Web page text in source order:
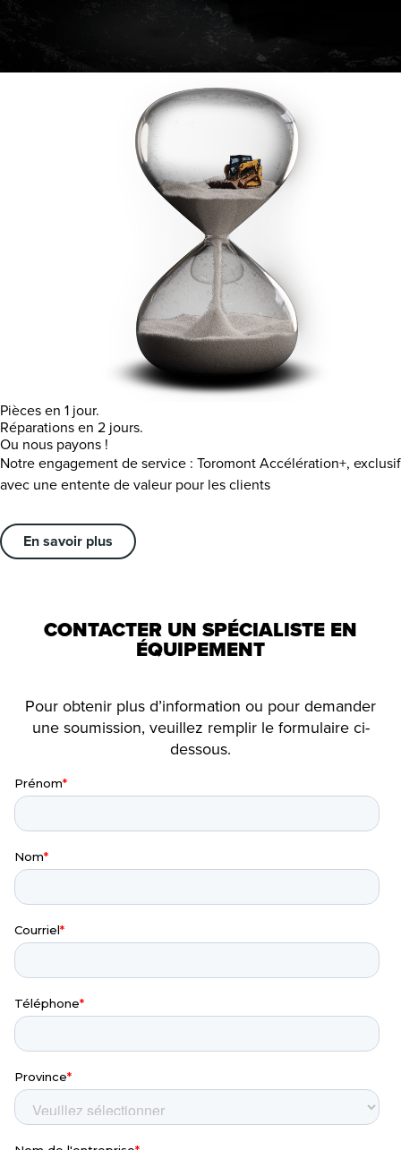
Pièces en 1 jour.
Réparations en 2 jours.
Ou nous payons !
Notre engagement de service : Toromont Accélération+, exclusif
avec une entente de valeur pour les clients
En savoir plus
CONTACTER UN SPÉCIALISTE EN
ÉQUIPEMENT
Pour obtenir plus d’information ou pour demander
une soumission, veuillez remplir le formulaire ci-
dessous.